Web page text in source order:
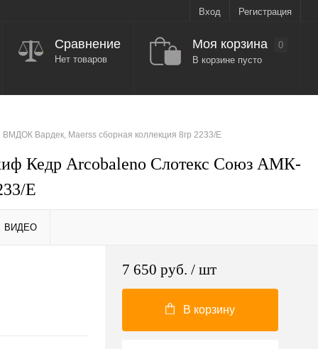
Вход Регистрация
Сравнение
Нет товаров
Моя корзина
0
В корзине пусто
Вардек, Maerss сборная коллекция 8гр 2233/E
Кедр Arcobaleno Слотекс Союз АМК-
E
ВИДЕО
7 650 руб. / шт
В корзину